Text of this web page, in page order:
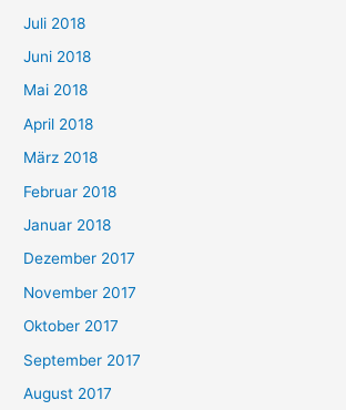
Juli 2018
Juni 2018
Mai 2018
April 2018
März 2018
Februar 2018
Januar 2018
Dezember 2017
November 2017
Oktober 2017
September 2017
August 2017